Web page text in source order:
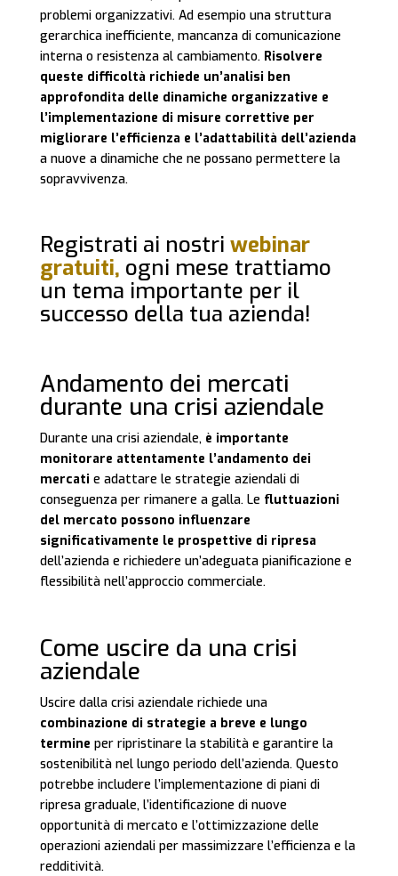
problemi organizzativi. Ad esempio una struttura
gerarchica inefficiente, mancanza di comunicazione
interna o resistenza al cambiamento. Risolvere
queste difficoltà richiede un’analisi ben
approfondita delle dinamiche organizzative e
l’implementazione di misure correttive per
migliorare l’efficienza e l’adattabilità dell’azienda
a nuove a dinamiche che ne possano permettere la
sopravvivenza.
Registrati ai nostri webinar
gratuiti, ogni mese trattiamo
un tema importante per il
successo della tua azienda!
Andamento dei mercati
durante una crisi aziendale
Durante una crisi aziendale, è importante
monitorare attentamente l’andamento dei
mercati e adattare le strategie aziendali di
conseguenza per rimanere a galla. Le fluttuazioni
del mercato possono influenzare
significativamente le prospettive di ripresa
dell’azienda e richiedere un’adeguata pianificazione e
flessibilità nell’approccio commerciale.
Come uscire da una crisi
aziendale
Uscire dalla crisi aziendale richiede una
combinazione di strategie a breve e lungo
termine per ripristinare la stabilità e garantire la
sostenibilità nel lungo periodo dell’azienda. Questo
potrebbe includere l’implementazione di piani di
ripresa graduale, l’identificazione di nuove
opportunità di mercato e l’ottimizzazione delle
operazioni aziendali per massimizzare l’efficienza e la
redditività.